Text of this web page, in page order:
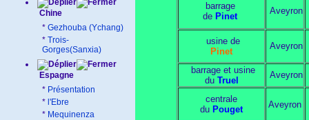
Chine
* Gezhouba (Ychang)
* Trois-
Gorges(Sanxia)
Espagne
* Présentation
* l'Ebre
* Mequinenza
barrage
de Pinet
Aveyron
usine de
Pinet
Aveyron
barrage et usine
du Truel
Aveyron
centrale
du Pouget Aveyron